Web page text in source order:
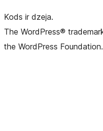
Kods ir dzeja.
The WordPress®
the WordPress Foundation.